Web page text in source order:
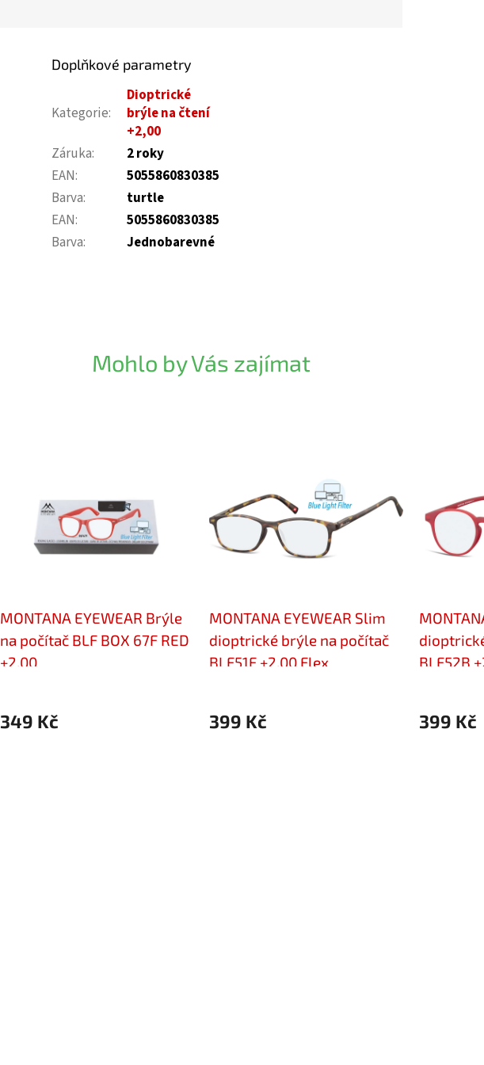
Doplňkové parametry
Kategorie:
Dioptrické
brýle na čtení
+2,00
Záruka:
2 roky
EAN:
5055860830385
Barva:
turtle
EAN:
5055860830385
Barva: Jednobarevné
Mohlo by Vás zajímat
MONTANA EYEWEAR Brýle
na počítač BLF BOX 67F RED
+2,00
349 Kč
MONTANA EYEWEAR Slim
dioptrické brýle na počítač
BLF51F +2,00 Flex
399 Kč
BLF52B
399 Kč